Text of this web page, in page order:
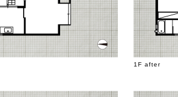
1F after